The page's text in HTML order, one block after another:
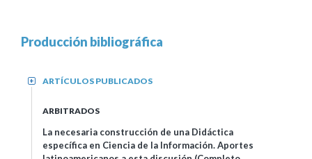
Producción bibliográfica
ARTÍCULOS PUBLICADOS
+
ARBITRADOS
La necesaria construcción de una Didáctica
específica en Ciencia de la Información. Aportes